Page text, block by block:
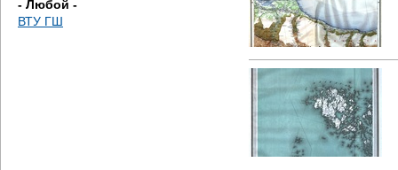
- Любой -
ВТУ ГШ